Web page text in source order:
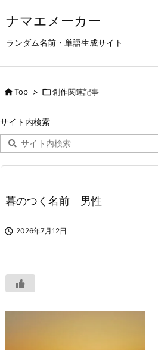
ナマエメーカー
ランダム名前・単語生成サイト
Top > 創作関連記事
サイト内検索
暮のつく名前 男性
 2026年7月12日